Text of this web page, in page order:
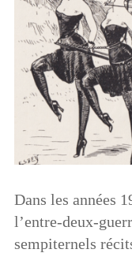
Dans les années
l’entre-deux-
sempiternels